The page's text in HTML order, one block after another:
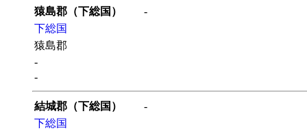
猿島郡（下総国）
-
下総国
猿島郡
-
-
結城郡（下総国）
-
下総国